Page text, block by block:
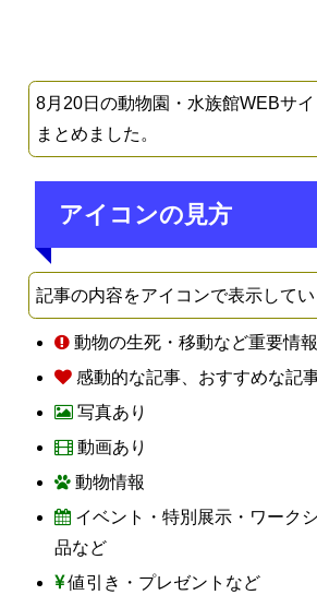
8月20日の動物園・水族館WEBサイ
まとめました。
アイコンの見方
記事の内容をアイコンで表示してい
動物の生死・移動など重要情報
感動的な記事、おすすめな記
写真あり
動画あり
動物情報
イベント・特別展示・ワーク
品など
値引き・プレゼントなど